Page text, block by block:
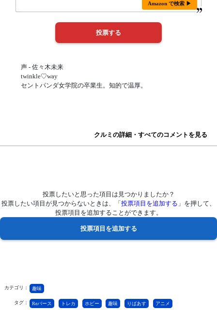
Amazon で検索 ▶
声 - 佐々木未来
twinkle♡way
セントパンダ女学院の卒業生。知的で温厚。
クルミの詳細・すべてのコメントを見る
投票したいと思った項目は見つかりましたか？
投票したい項目が見つからないときは、「 投票項目を追加する 」を押して、
投票項目を追加することができます。
カテゴリ： 趣味
タグ： Reバース トレカ ホビー 趣味 りばあす アニメ